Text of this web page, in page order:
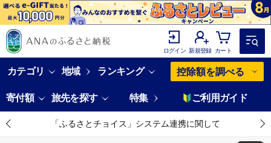
ログイン 新規登録 カート
カテゴリ 地域 ランキング 控除額を調べる
寄付額 旅先を探す 特集 ご利用ガイド
「ふるさとチョイス」システム連携に関して